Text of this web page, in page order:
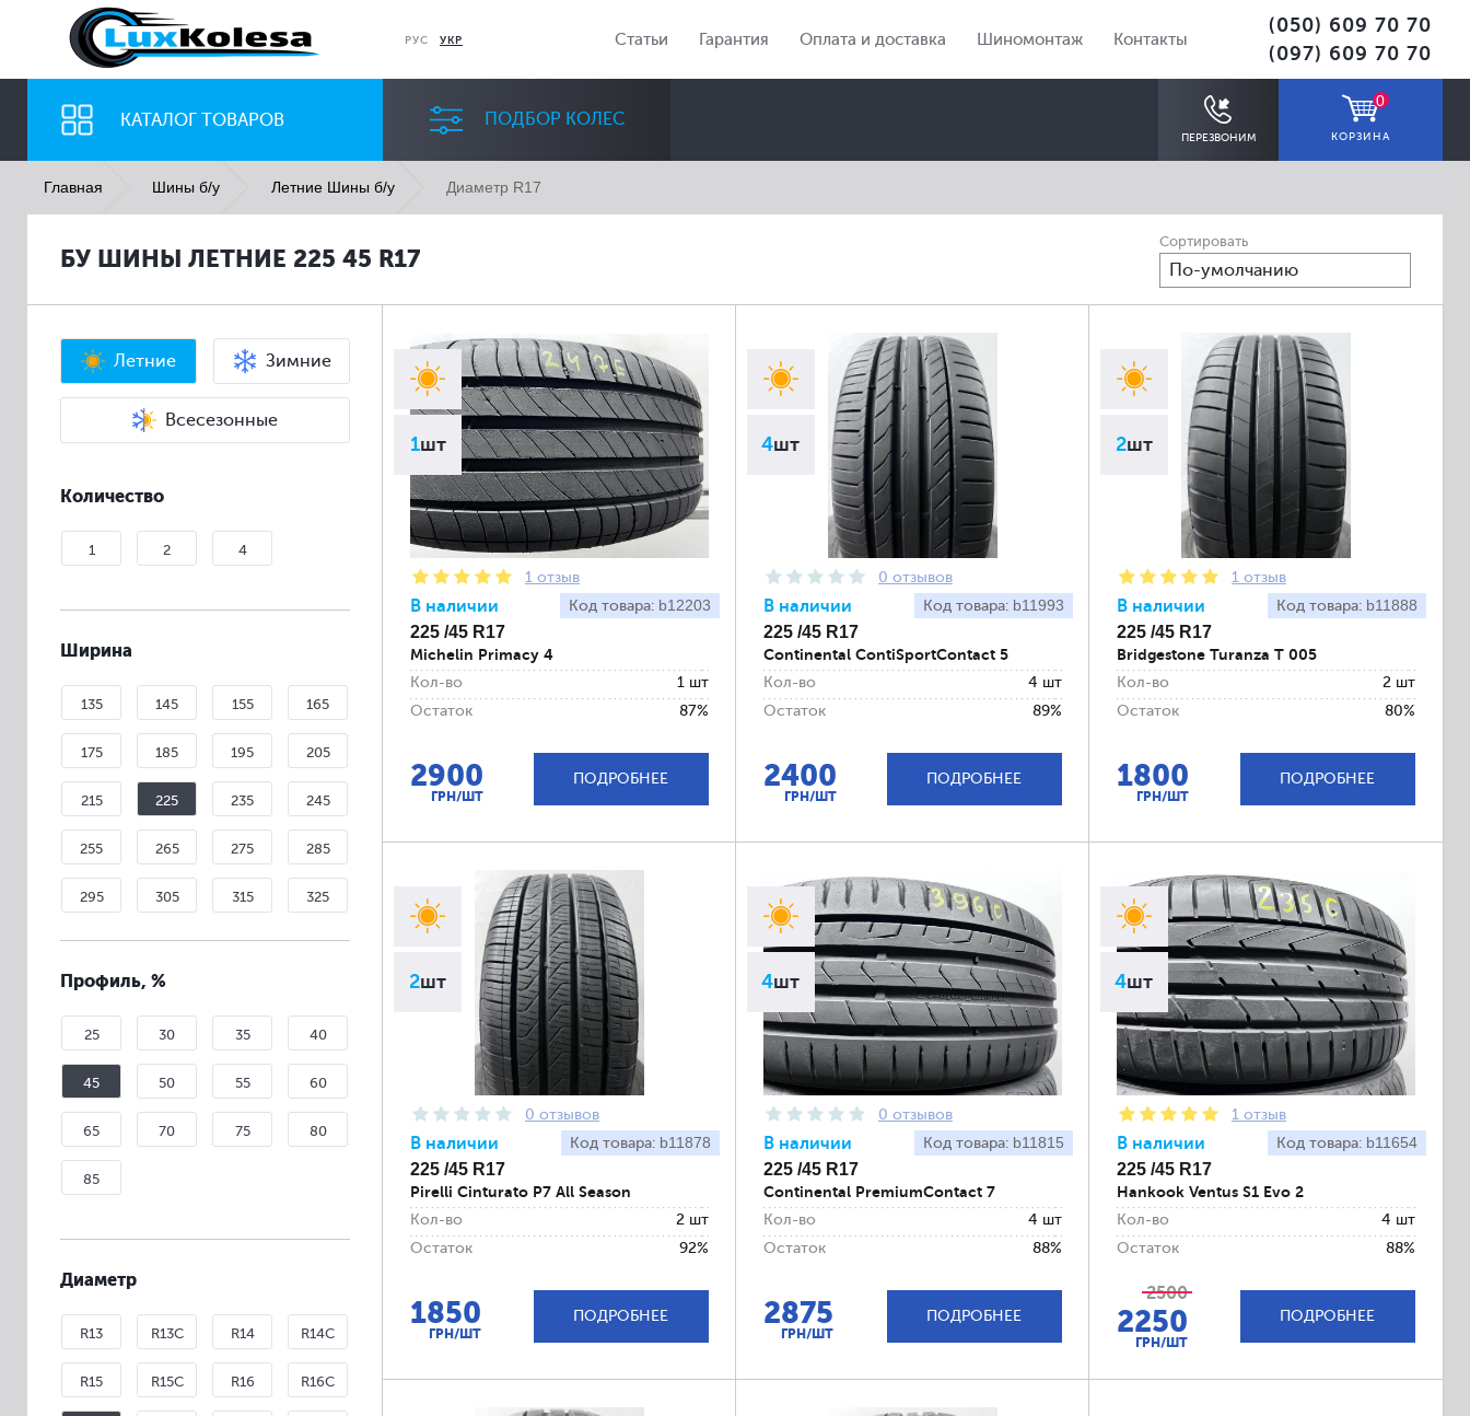
РУС УКР Статьи Гарантия Оплата и доставка Шиномонтаж Контакты
(050) 609 70 70
(097) 609 70 70
КАТАЛОГ ТОВАРОВ ПОДБОР КОЛЕС
ПЕРЕЗВОНИМ
0
КОРЗИНА
ШИНЫ ДИСКИ
Все Все Все ПОДОБРАТЬ
Главная Шины б/у Летние Шины б/у Диаметр R17
БУ ШИНЫ ЛЕТНИЕ 225 45 R17
Сортировать
По-умолчанию
Летние Зимние
Всесезонные
Количество
1 2 4
Ширина
135 145 155 165
175 185 195 205
215 225 235 245
255 265 275 285
295 305 315 325
335
Профиль, %
25 30 35 40
45 50 55 60
65 70 75 80
85
Диаметр
R13 R13C R14 R14C
R15 R15C R16 R16C
1шт
1 отзыв
Код товара: b12203
В наличии
225 /45 R17
Michelin Primacy 4
Кол-во
1 шт
Остаток
87%
2900
ГРН/ШТ
ПОДРОБНЕЕ
4шт
0 отзывов
Код товара: b11993
В наличии
225 /45 R17
Continental ContiSportContact 5
Кол-во
4 шт
Остаток
89%
2400
ГРН/ШТ
ПОДРОБНЕЕ
2шт
1 отзыв
Код товара: b11888
В наличии
225 /45 R17
Bridgestone Turanza T 005
Кол-во
2 шт
Остаток
80%
1800
ГРН/ШТ
ПОДРОБНЕЕ
2шт
0 отзывов
Код товара: b11878
В наличии
225 /45 R17
Pirelli Cinturato P7 All Season
Кол-во
2 шт
Остаток
92%
1850
ГРН/ШТ
ПОДРОБНЕЕ
4шт
0 отзывов
Код товара: b11815
В наличии
225 /45 R17
Continental PremiumContact 7
Кол-во
4 шт
Остаток
88%
2875
ГРН/ШТ
ПОДРОБНЕЕ
4шт
1 отзыв
Код товара: b11654
В наличии
225 /45 R17
Hankook Ventus S1 Evo 2
Кол-во
4 шт
Остаток
88%
2500
2250
ГРН/ШТ
ПОДРОБНЕЕ